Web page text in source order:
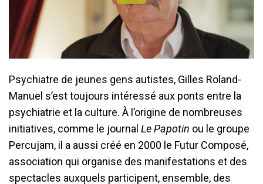
Psychiatre de jeunes gens autistes, Gilles Roland-
Manuel s’est toujours intéressé aux ponts entre la
psychiatrie et la culture. À l’origine de nombreuses
initiatives, comme le journal Le Papotin ou le groupe
Percujam, il a aussi créé en 2000 le Futur Composé,
association qui organise des manifestations et des
spectacles auxquels participent, ensemble, des